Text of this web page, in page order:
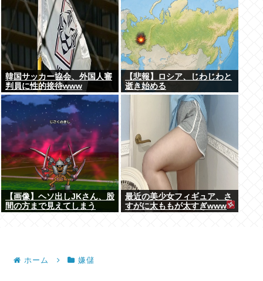
韓国サッカー協会、外国人審
判員に性的接待www
【悲報】ロシア、じわじわと
逝き始める
【画像】ヘソ出しJKさん、股
間の方まで見えてしまう
最近の美少女フィギュア、さ
すがに太ももが太すぎwww
ホーム 嫌儲